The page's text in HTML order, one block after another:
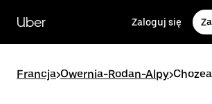
głównej
zawartości
Uber Zaloguj się
Francja>Owernia-Rodan-Alpy>